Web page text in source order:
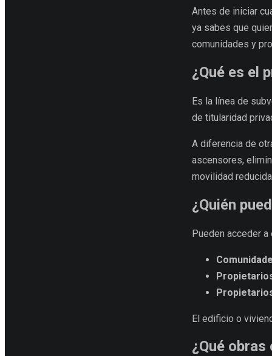
Antes de iniciar
ya sabes que
comunidades y
¿Qué es el
Es la línea de
de titularidad
A diferencia de
ascensores,
movilidad
¿Quién
Pueden acceder
El edificio o
¿Qué obras